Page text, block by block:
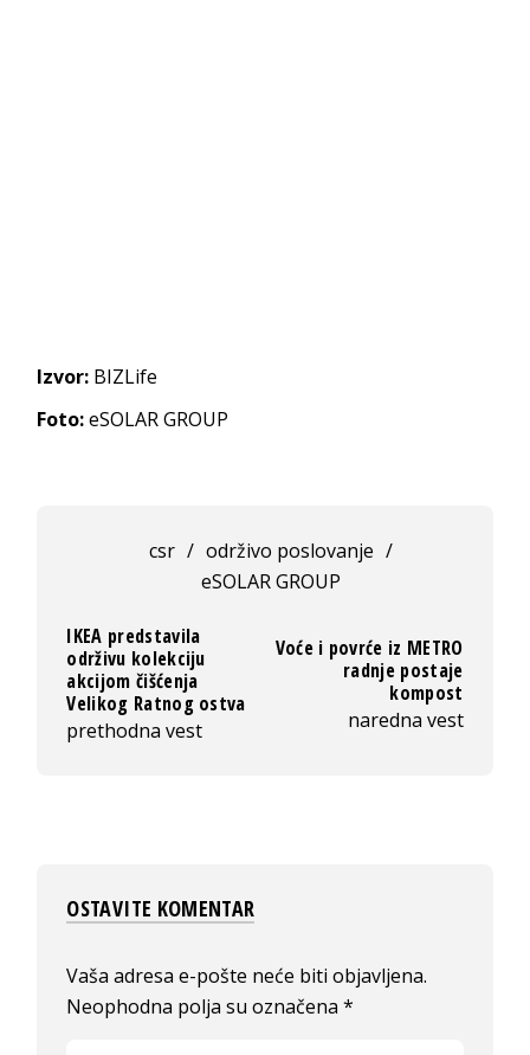
Izvor: BIZLife
Foto:eSOLAR GROUP
csr / održivo poslovanje /
eSOLAR GROUP
IKEA predstavila
održivu kolekciju
akcijom čišćenja
Velikog Ratnog ostva
prethodna vest
Voće i povrće iz METRO
radnje postaje
kompost
naredna vest
OSTAVITE KOMENTAR
Vaša adresa e-pošte neće biti objavljena.
Neophodna polja su označena*